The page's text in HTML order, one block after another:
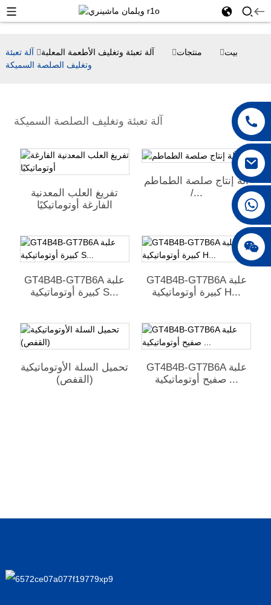
بيت منتجات آلة تعبئة وتغليف الأطعمة المعلبة
آلة تعبئة
وتغليف الصلصة السميكة
آلة تعبئة وتغليف الصلصة السميكة
تفريغ العلب المعدنية
الفارغة أوتوماتيكيًا
آلة إنتاج صلصة الطماطم
/...
GT4B4B-GT7B6A علبة
كبيرة أوتوماتيكية S...
GT4B4B-GT7B6A علبة
كبيرة أوتوماتيكية H...
تحميل السلة الأوتوماتيكية
(القفص)
GT4B4B-GT7B6A علبة
صفيح أوتوماتيكية ...